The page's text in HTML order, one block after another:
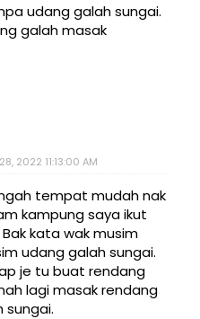
udang galah sungai.
galah masak
2022 11:13:00 AM
tempat mudah nak
kampung saya ikut
kata wak musim
udang galah sungai.
je tu buat rendang
lagi masak rendang
sungai.